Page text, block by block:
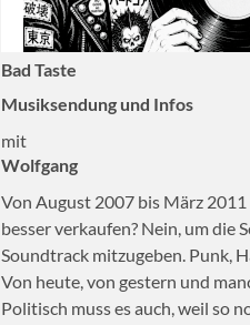
Bad Taste
Musiksendung und Infos
mit
Wolfgang
Von August 2007 bis März
besser verkaufen? Nein, um die
Soundtrack mitzugeben. Punk,
Von heute, von gestern und
Politisch muss es auch, weil so